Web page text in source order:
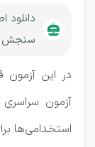
سنجش
آزمون
استخدامی‌ها